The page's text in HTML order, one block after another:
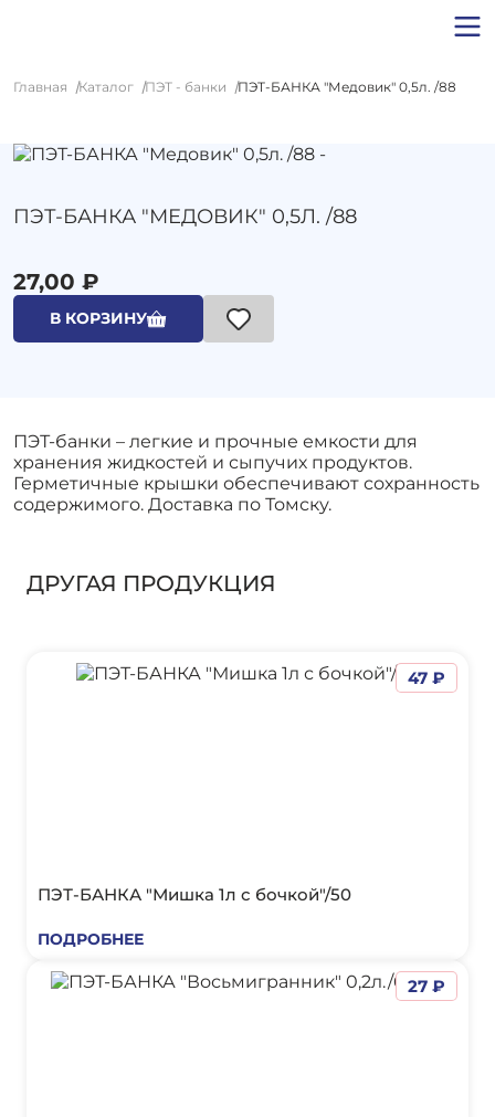
Главная Каталог ПЭТ - банки ПЭТ-БАНКА "Медовик" 0,5л. /88
ПЭТ-БАНКА "МЕДОВИК" 0,5Л. /88
27,00 ₽
В КОРЗИНУ
ПЭТ-банки – легкие и прочные емкости для
хранения жидкостей и сыпучих продуктов.
Герметичные крышки обеспечивают сохранность
содержимого. Доставка по Томску.
ДРУГАЯ ПРОДУКЦИЯ
ПЭТ-БАНКА "Мишка 1л с бочкой"/50
ПОДРОБНЕЕ
47 ₽
27 ₽